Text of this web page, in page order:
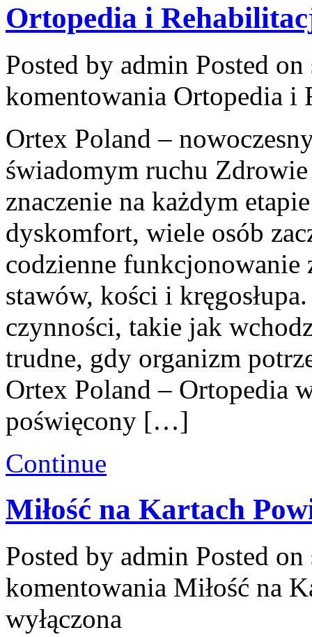
Ortopedia i
Posted by admin Posted
komentowania Ortopedia i
Ortex Poland –
świadomym ruchu
znaczenie na każdym
dyskomfort, wiele osób
codzienne funkcjonowanie
stawów, kości i
czynności, takie jak
trudne, gdy organizm
Ortex Poland – Ortopedia
poświęcony […]
Continue
Miłość na Kartach
Posted by admin Posted
komentowania Miłość na
wyłączona